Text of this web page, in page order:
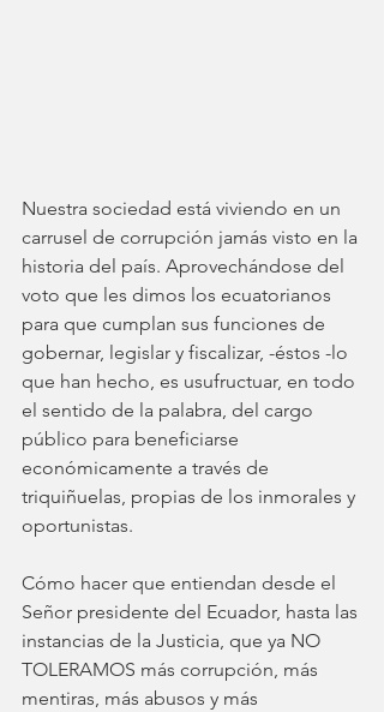
Nuestra sociedad está viviendo en un
carrusel de corrupción jamás visto en la
historia del país. Aprovechándose del
voto que les dimos los ecuatorianos
para que cumplan sus funciones de
gobernar, legislar y fiscalizar, -éstos -lo
que han hecho, es usufructuar, en todo
el sentido de la palabra, del cargo
público para beneficiarse
económicamente a través de
triquiñuelas, propias de los inmorales y
oportunistas.
Cómo hacer que entiendan desde el
Señor presidente del Ecuador, hasta las
instancias de la Justicia, que ya NO
TOLERAMOS más corrupción, más
mentiras, más abusos y más